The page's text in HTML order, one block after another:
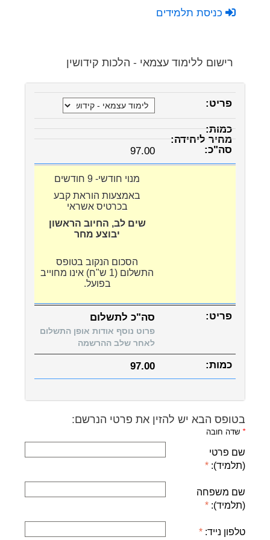
כניסת תלמידים
רישום ללימוד עצמאי - הלכות קידושין
97.00
מנוי חודשי- 9 חודשים
באמצעות הוראת קבע
בכרטיס אשראי
שים לב, החיוב הראשון
יבוצע מחר
הסכום הנקוב בטופס
התשלום (1 ש"ח) אינו מחוייב
בפועל.
סה"כ לתשלום
פרוט נוסף אודות אופן התשלום
לאחר שלב ההרשמה
97.00
בטופס הבא יש להזין את פרטי הנרשם:
* שדה חובה
שם פרטי
(תלמיד):
שם משפחה
(תלמיד):
טלפון נייד: